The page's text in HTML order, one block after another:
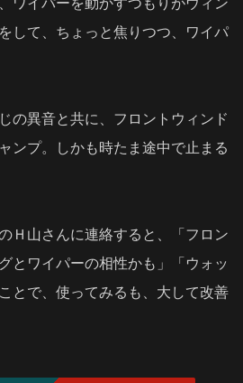
して、ちょっと焦りつつ、ワイパ
の異音と共に、フロントウィンド
ンプ。しかも時たま途中で止まる
Ｈ山さんに連絡すると、「フロン
とワイパーの相性かも」「ウォッ
とで、使ってみるも、大して改善